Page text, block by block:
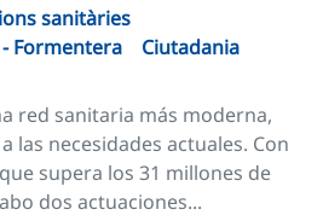
sanitàries
Formentera
Ciutadania
red sanitaria más moderna,
las necesidades actuales. Con
supera los 31 millones de
dos actuaciones...